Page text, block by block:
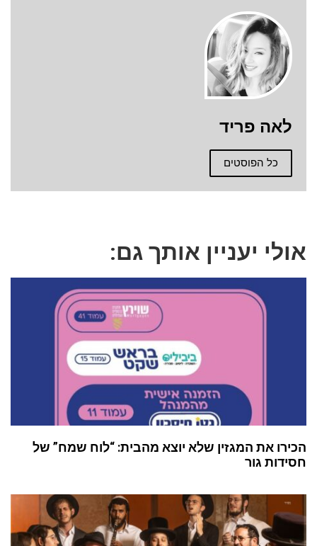
לאה פריד
כל הפוסטים
אולי יעניין אותך גם:
הכירו את המגזין שלא יוצא מהבית: “לוח שמח” של
חסידות גור